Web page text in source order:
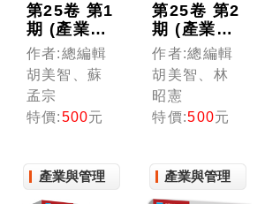
第25卷 第1
期 (產業與
管理論壇)
作者:總編輯
胡美智、蘇
孟宗
特價:500元
第25卷 第2
期 (產業與
管理論壇)
作者:總編輯
胡美智、林
昭憲
特價:500元
產業與管理 產業與管理